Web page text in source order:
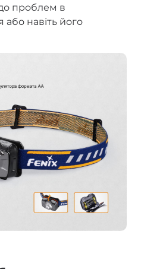
проблем в
або навіть його